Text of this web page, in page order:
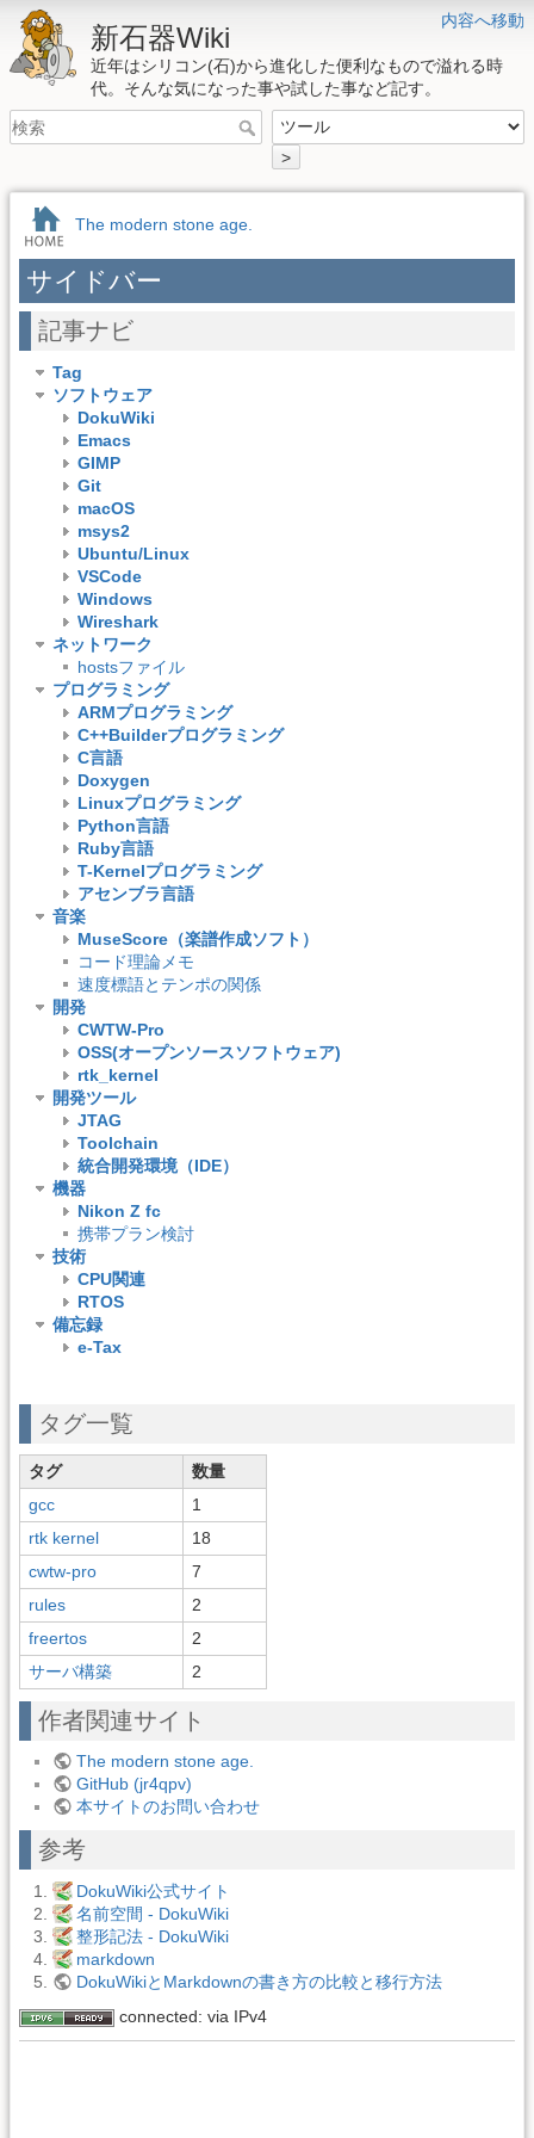
内容へ移動
新石器Wiki
近年はシリコン(石)から進化した便利なもので溢れる時
代。そんな気になった事や試した事など記す。
>
The modern stone age.
サイドバー
記事ナビ
Tag
ソフトウェア
DokuWiki
Emacs
GIMP
Git
macOS
msys2
Ubuntu/Linux
VSCode
Windows
Wireshark
ネットワーク
hostsファイル
プログラミング
ARMプログラミング
C++Builderプログラミング
C言語
Doxygen
Linuxプログラミング
Python言語
Ruby言語
T-Kernelプログラミング
アセンブラ言語
音楽
MuseScore（楽譜作成ソフト）
コード理論メモ
速度標語とテンポの関係
開発
CWTW-Pro
OSS(オープンソースソフトウェア)
rtk_kernel
開発ツール
JTAG
Toolchain
統合開発環境（IDE）
機器
Nikon Z fc
携帯プラン検討
技術
CPU関連
RTOS
備忘録
e-Tax
タグ一覧
タグ
数量
gcc
1
rtk kernel
18
cwtw-pro
7
rules
2
freertos
2
サーバ構築
2
作者関連サイト
The modern stone age.
GitHub (jr4qpv)
本サイトのお問い合わせ
参考
DokuWiki公式サイト
名前空間 - DokuWiki
整形記法 - DokuWiki
markdown
DokuWikiとMarkdownの書き方の比較と移行方法
connected: via IPv4